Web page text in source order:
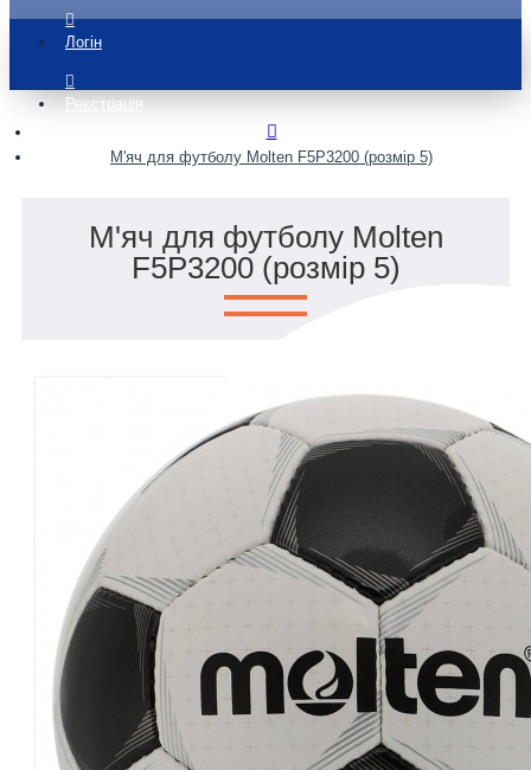
Логін
Реєстрація
М'яч для футболу Molten F5P3200 (розмір 5)
М'яч для футболу Molten
F5P3200 (розмір 5)